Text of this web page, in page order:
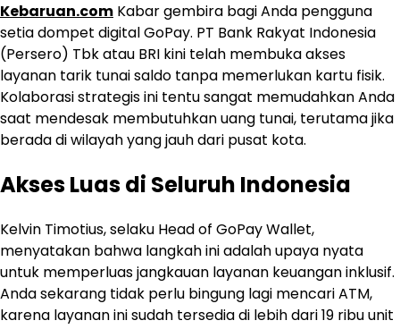
Kebaruan.com Kabar gembira bagi Anda pengguna
setia dompet digital GoPay. PT Bank Rakyat Indonesia
(Persero) Tbk atau BRI kini telah membuka akses
layanan tarik tunai saldo tanpa memerlukan kartu fisik.
Kolaborasi strategis ini tentu sangat memudahkan Anda
saat mendesak membutuhkan uang tunai, terutama jika
berada di wilayah yang jauh dari pusat kota.
Akses Luas di Seluruh Indonesia
Kelvin Timotius, selaku Head of GoPay Wallet,
menyatakan bahwa langkah ini adalah upaya nyata
untuk memperluas jangkauan layanan keuangan inklusif.
Anda sekarang tidak perlu bingung lagi mencari ATM,
karena layanan ini sudah tersedia di lebih dari 19 ribu unit